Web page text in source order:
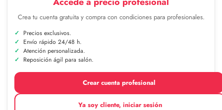
Crea tu cuenta gratuita y compra con condiciones para profesionales.
Precios exclusivos.
Envío rápido 24/48 h.
Atención personalizada.
Reposición ágil para salón.
Crear cuenta profesional
Ya soy cliente, iniciar sesión